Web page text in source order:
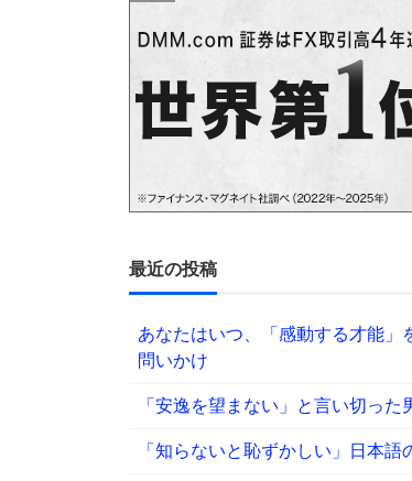
最近の投稿
あなたはいつ、「感動する才能
問いかけ
「安逸を望まない」と言い切っ
「知らないと恥ずかしい」日本語